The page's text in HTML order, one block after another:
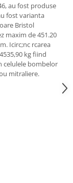
au fost produse
fost varianta
Bristol
maxim de 451.20
Icirc;nc rcarea
kg fiind
celulele bombelor
mitraliere.